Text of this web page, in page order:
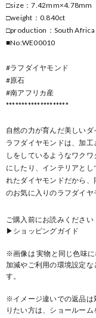
□size：7.42mm×4.78mm
□weight：0.840ct
□production：South Africa
■No:WE00010
#ラフダイヤモンド
#原石
#南アフリカ産
********************
自然の力が育んだ美しいダ
ラフダイヤモンドは、加
しをしているようなワク
にしたり、インテリアと
れたダイヤモンドだから
のお気に入りのラフダイヤ
ご購入前にお読みください
▶ショッピングガイド
※画像は 実物と同じ色味
加減やご利用の環境設定
す。
※イメージ違いでの返品は
りたい方は、ショールーム